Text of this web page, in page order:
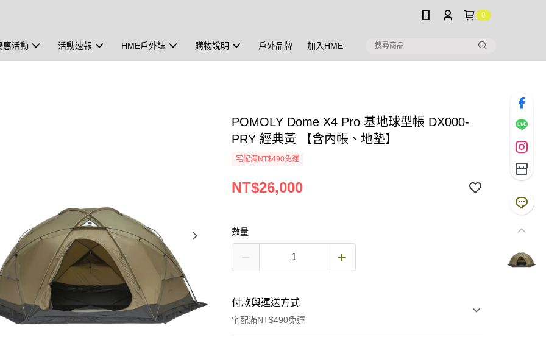
0
惠活動 活動速報 HME戶外誌 購物說明 戶外品牌 加入HME
POMOLY Dome X4 Pro 基地球型帳 DX000-
PRY 經典黃 【含內帳、地墊】
宅配滿NT$490免運
NT$26,000
數量
付款與運送方式
宅配滿NT$490免運